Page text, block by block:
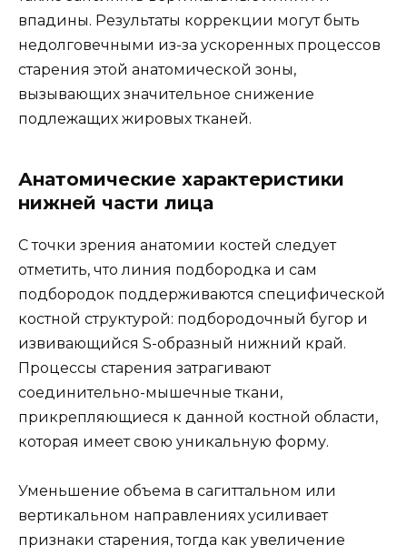
впадины. Результаты коррекции могут быть
недолговечными из-за ускоренных процессов
старения этой анатомической зоны,
вызывающих значительное снижение
подлежащих жировых тканей.
Анатомические характеристики
нижней части лица
С точки зрения анатомии костей следует
отметить, что линия подбородка и сам
подбородок поддерживаются специфической
костной структурой: подбородочный бугор и
извивающийся S-образный нижний край.
Процессы старения затрагивают
соединительно-мышечные ткани,
прикрепляющиеся к данной костной области,
которая имеет свою уникальную форму.
Уменьшение объема в сагиттальном или
вертикальном направлениях усиливает
признаки старения, тогда как увеличение